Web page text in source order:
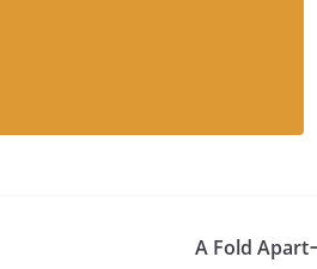
A Fold Apart